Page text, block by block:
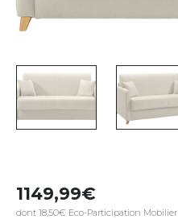
1149,99
dont 18,50€ Eco-Participation Mobilier